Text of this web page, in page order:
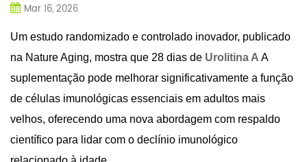
Mar 16, 2026
Um estudo randomizado e controlado inovador, publicado
na Nature Aging, mostra que 28 dias de Urolitina A A
suplementação pode melhorar significativamente a função
de células imunológicas essenciais em adultos mais
velhos, oferecendo uma nova abordagem com respaldo
científico para lidar com o declínio imunológico